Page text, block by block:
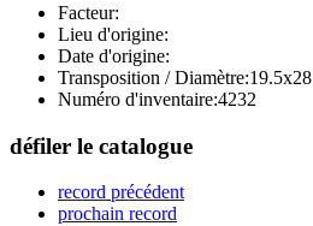
Facteur:
Lieu d'origine:
Date d'origine:
Transposition / Diamètre:19.5x28
Numéro d'inventaire:4232
défiler le catalogue
record précédent
prochain record